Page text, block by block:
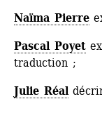
Naïma Pierre
Pascal Poyet
traduction ;
Julie Réal